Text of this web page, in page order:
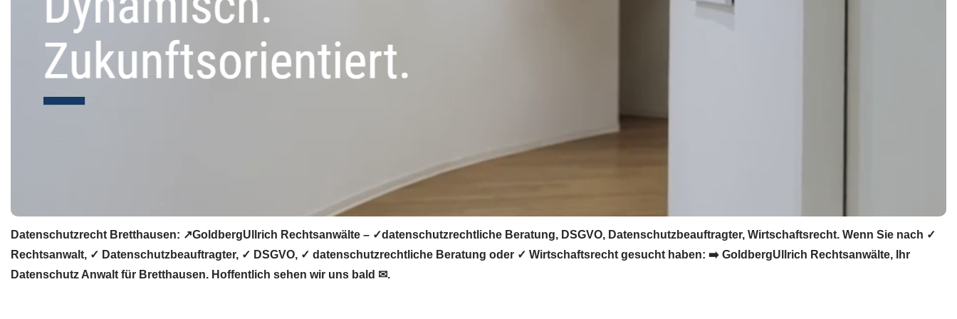
Datenschutzrecht Bretthausen: ↗GoldbergUllrich Rechtsanwälte – ✓datenschutzrechtliche Beratung, DSGVO, Datenschutzbeauftragter, Wirtschaftsrecht. Wenn Sie nach ✓
Rechtsanwalt, ✓ Datenschutzbeauftragter, ✓ DSGVO, ✓ datenschutzrechtliche Beratung oder ✓ Wirtschaftsrecht gesucht haben: ➡️ GoldbergUllrich Rechtsanwälte, Ihr
Datenschutz Anwalt für Bretthausen. Hoffentlich sehen wir uns bald ✉.